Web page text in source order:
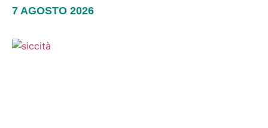
7 AGOSTO 2026